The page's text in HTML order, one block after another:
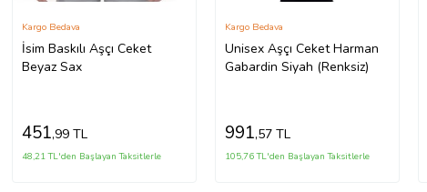
İsim Baskılı Aşçı Ceket
Beyaz Sax
Kargo Bedava
451,99 TL
48,21 TL'den Başlayan Taksitlerle
Unisex Aşçı Ceket Harman
Gabardin Siyah (Renksiz)
Kargo Bedava
991,57 TL
105,76 TL'den Başlayan Taksitlerle